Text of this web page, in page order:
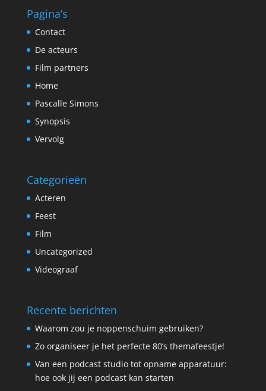
Pagina’s
Contact
De acteurs
Film partners
Home
Pascalle Simons
Synopsis
Vervolg
Categorieën
Acteren
Feest
Film
Uncategorized
Videograaf
Recente berichten
Waarom zou je noppenschuim gebruiken?
Zo organiseer je het perfecte 80’s themafeestje!
Van een podcast studio tot opname apparatuur:
hoe ook jij een podcast kan starten